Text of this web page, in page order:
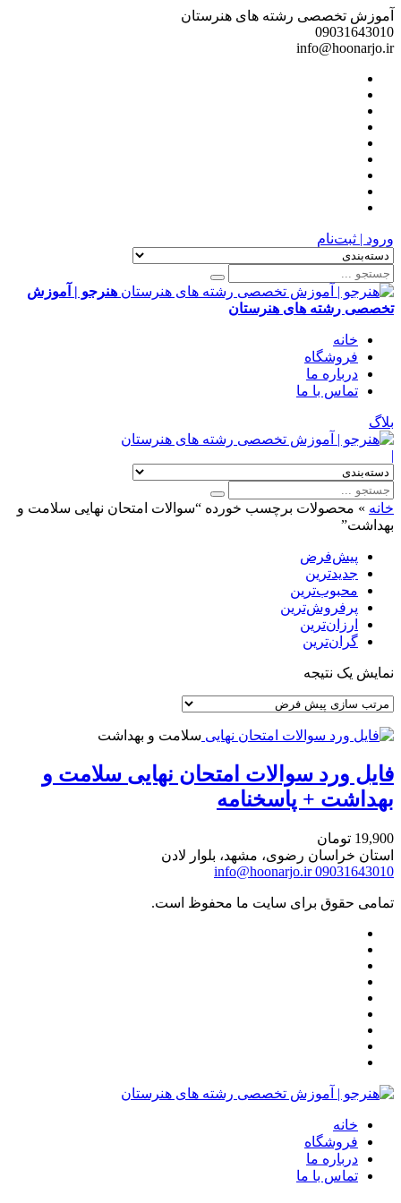
آموزش تخصصی رشته های هنرستان
09031643010
info@hoonarjo.ir
ورود | ثبت‌نام
هنرجو | آموزش
تخصصی رشته های هنرستان
خانه
فروشگاه
درباره ما
تماس با ما
بلاگ
|
خانه » محصولات برچسب خورده “سوالات امتحان نهایی سلامت و
بهداشت”
پیش‌فرض
جدیدترین
محبوب‌ترین
پرفروش‌ترین
ارزان‌ترین
گران‌ترین
نمایش یک نتیجه
سلامت و بهداشت
فایل ورد سوالات امتحان نهایی سلامت و
بهداشت + پاسخنامه
19,900 تومان
استان خراسان رضوی، مشهد، بلوار لادن
09031643010
info@hoonarjo.ir
تمامی حقوق برای سایت ما محفوظ است.
خانه
فروشگاه
درباره ما
تماس با ما